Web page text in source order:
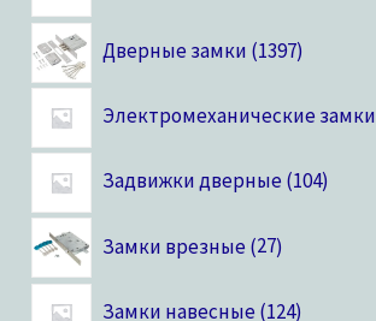
Дверные замки 1397
Электромеханические замки
Задвижки дверные 104
Замки врезные 27
Замки навесные 124